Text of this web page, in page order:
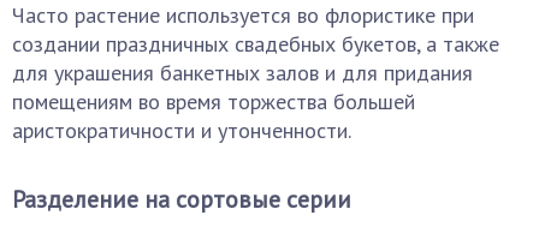
Часто растение используется во флористике при
создании праздничных свадебных букетов, а также
для украшения банкетных залов и для придания
помещениям во время торжества большей
аристократичности и утонченности.
Разделение на сортовые серии